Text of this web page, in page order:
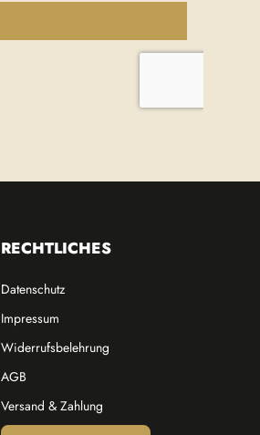
RECHTLICHES
Datenschutz
Impressum
Widerrufsbelehrung
AGB
Versand & Zahlung